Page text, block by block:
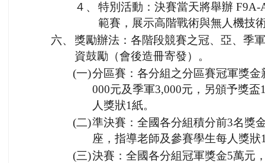
４、 特別活動：決賽當天將舉辦
範賽，展示高階戰術與無人機技
六、
獎勵辦法：各階段競賽之冠、亞、季
資鼓勵（會後造冊寄發）。
(一)分區賽：各分組之分區賽冠軍獎
000元及季軍3,000元，另頒予獎
人獎狀1紙。
(二)準決賽：全國各分組積分前3名獎
座，指導老師及參賽學生每人獎狀
(三)決賽：全國各分組冠軍獎金5萬元